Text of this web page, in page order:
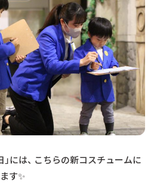
には、 こちらの新コスチュームに
す✨